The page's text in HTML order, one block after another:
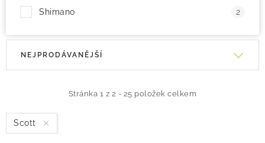
Shimano 2
V
s
p
Stránka 1 z 2 - 25 položek celkem
Ř
n
í
NEJPRODÁVANĚJŠÍ
Scott